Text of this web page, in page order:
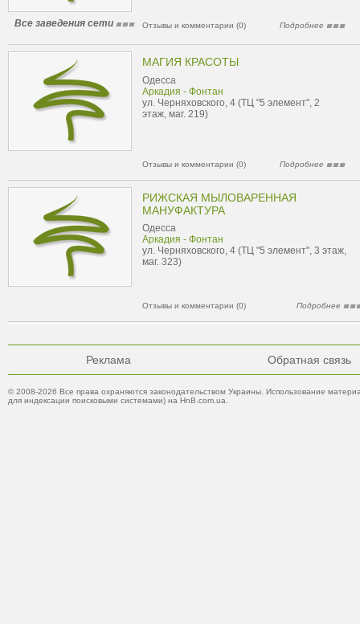
Все заведения сети Отзывы и комментарии (0) Подробнее
МАГИЯ КРАСОТЫ
Одесса
Аркадия - Фонтан
ул. Черняховского, 4 (ТЦ "5 элемент", 2
этаж, маг. 219)
Отзывы и комментарии (0) Подробнее
РИЖСКАЯ МЫЛОВАРЕННАЯ
МАНУФАКТУРА
Одесса
Аркадия - Фонтан
ул. Черняховского, 4 (ТЦ "5 элемент", 3 этаж,
маг. 323)
Отзывы и комментарии (0) Подробнее
Реклама Обратная связь
© 2008-2026 Все права охраняются законодательством Украины. Использование
для индексации поисковыми системами) на HnB.com.ua.